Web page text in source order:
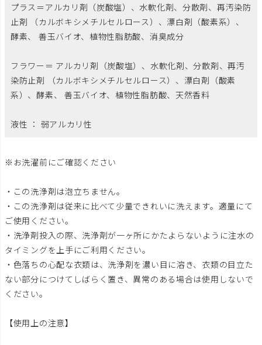
プラス＝アルカリ剤（炭酸塩）、水軟化剤、分散剤、再汚染防
止剤 （カルボキシメチルセルロース）、漂白剤（酸素系）、
酵素、 善玉バイオ、植物性脂肪酸、消臭成分
フラワー＝ アルカリ剤（炭酸塩）、水軟化剤、分散剤、再汚
染防止剤 （カルボキシメチルセルロース）、漂白剤（酸素
系）、酵素、 善玉バイオ、植物性脂肪酸、天然香料
液性 ： 弱アルカリ性
※お洗濯前にご確認ください
・この洗浄剤は泡立ちません。
・この洗浄剤は従来に比べて少量できれいに洗えます。適量にて
ご使用ください。
・洗浄剤投入の際、洗浄剤が一ヶ所にかたよらないように注水の
タイミングを上手にご利用ください。
・色落ちの心配な衣類は、洗浄剤を濃い目に溶き、衣類の目立た
ない部分につけてしばらく置き、異常のある場合は使用しないで
ください。
【使用上の注意】